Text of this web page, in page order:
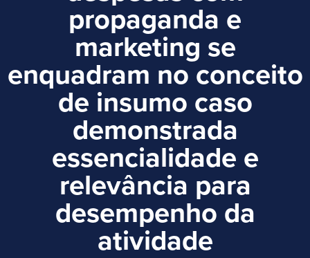
propaganda e
marketing se
enquadram no conceito
de insumo caso
demonstrada
essencialidade e
relevância para
desempenho da
atividade